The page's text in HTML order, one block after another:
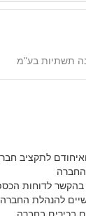
תשתיות בע"מ
לתקציב
החברה
בהקשר לדוחות
להנהלת החברה